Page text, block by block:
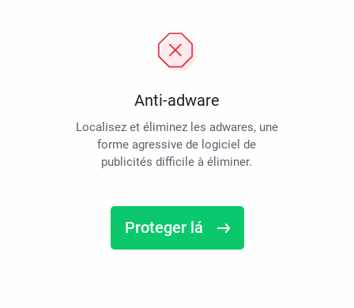
Anti-adware
Localisez et éliminez les adwares, une
forme agressive de logiciel de
publicités difficile à éliminer.
Proteger lá